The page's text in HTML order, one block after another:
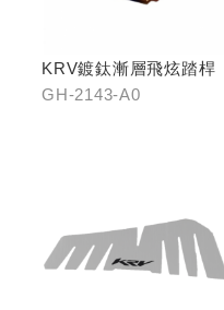
KRV鍍鈦漸層飛炫踏桿
GH-2143-A0